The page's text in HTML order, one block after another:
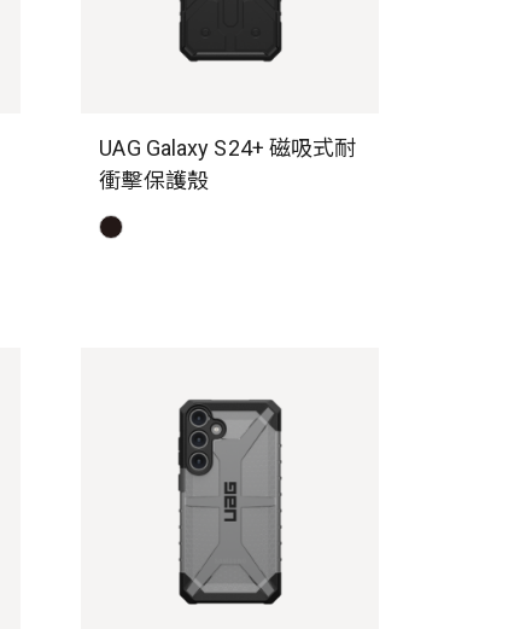
UAG Galaxy S24+ 磁吸式耐
衝擊保護殼